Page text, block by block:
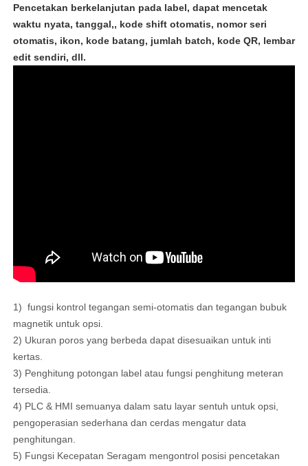
Pencetakan berkelanjutan pada label, dapat mencetak
waktu nyata, tanggal,, kode shift otomatis, nomor seri
otomatis, ikon, kode batang, jumlah batch, kode QR, lembar
edit sendiri, dll.
1) fungsi kontrol tegangan semi-otomatis dan tegangan bubuk
magnetik untuk opsi.
2) Ukuran poros yang berbeda dapat disesuaikan untuk inti
kertas.
3) Penghitung potongan label atau fungsi penghitung meteran
tersedia.
4) PLC & HMI semuanya dalam satu layar sentuh untuk opsi,
pengoperasian sederhana dan cerdas mengatur data
penghitungan.
5) Fungsi Kecepatan Seragam mengontrol posisi pencetakan